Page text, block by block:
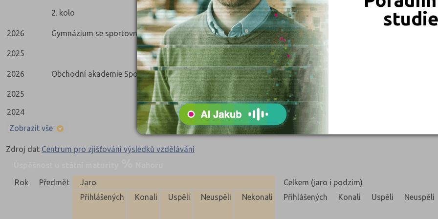
2. kolo 95
2026 Gymnázium se sportovní přípravou (7942K41) Denní
125
2025
2026 Obchodní akademie Sportovní management (6341M02) Denní
2025
2024
Zobrazit vše
Zdroj dat Centrum pro zjišťování výsledků vzdělávání
Rok
Předmět Jaro
Celkem (jaro i podzim)
Přihlášených
Konali Uspěli Neuspěli Nekonali Přihlášených Konali Uspěli Neuspěli